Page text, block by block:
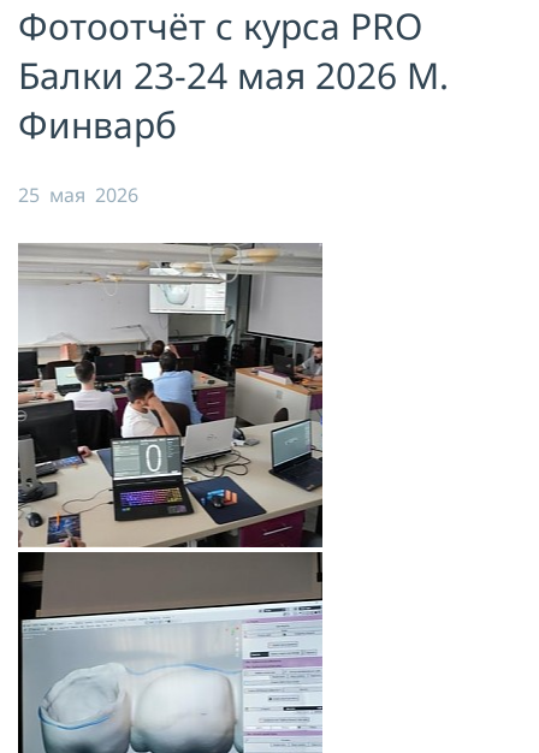
оферты, подтверждаю
ознакомление сполитикой
конфиденциальности
и даю согласие
на
обработку персональных данных
Фотоотчёт с курса PRO
Балки 23-24 мая 2026 М.
Финварб
25 мая 2026